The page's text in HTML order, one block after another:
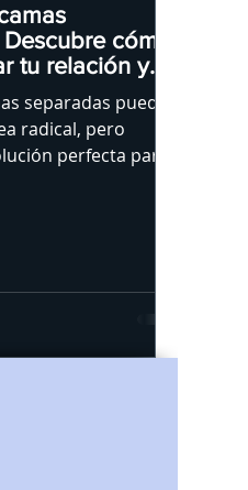
cómo
tu relación y
separadas puede
radical, pero
perfecta para